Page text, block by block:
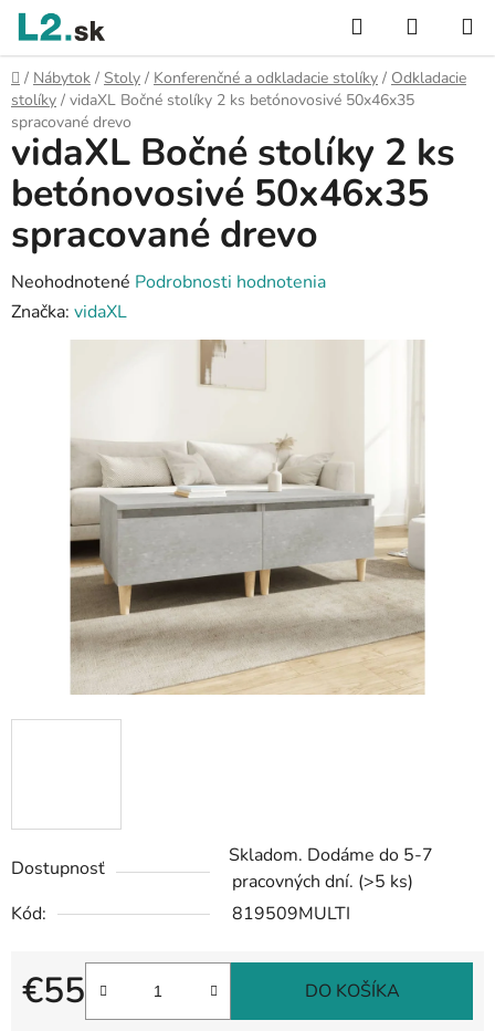
Prejsť
obsah
Hľadať
KOŠÍK
Domov
/ Nábytok / Stoly / Konferenčné a odkladacie stolíky / Odkladacie
stolíky / vidaXL Bočné stolíky 2 ks betónovosivé 50x46x35
spracované drevo
Dostupnosť
Skladom. Dodáme do 5-7
pracovných dní. (>5 ks)
Kód:
819509MULTI
€55
Jednotková cena:
DO KOŠÍKA
vidaXL Bočné stolíky 2 ks
betónovosivé 50x46x35
spracované drevo
Priemerné
hodnotenie
produktu
hviezdičiek.
Neohodnotené Podrobnosti hodnotenia
Značka: vidaXL